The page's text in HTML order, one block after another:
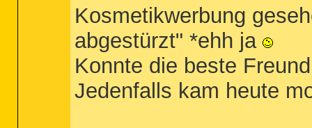
Kosmetikwerbung
abgestürzt" *ehh ja
Konnte die beste
Jedenfalls kam heute